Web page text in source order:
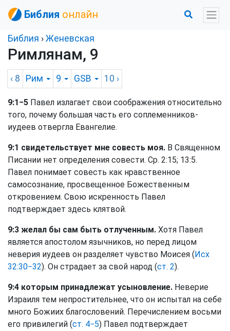
Библия онлайн
Библия › Женевская
Римлянам, 9
‹ 8 Рим 9 GSB 10 ›
9:1−5 Павел излагает свои соображения относительно
того, почему большая часть его соплеменников-
иудеев отвергла Евангелие.
9:1 свидетельствует мне совесть моя. В Священном
Писании нет определения совести. Ср. 2:15; 13:5.
Павел понимает совесть как нравственное
самосознание, просвещенное Божественным
откровением. Свою искренность Павел
подтверждает здесь клятвой.
9:3 желал бы сам быть отлученным. Хотя Павел
является апостолом язычников, но перед лицом
неверия иудеев он разделяет чувство Моисея (Исх
32:30−32). Он страдает за свой народ (ст. 2).
9:4 которым принадлежат усыновление. Неверие
Израиля тем непростительнее, что он испытал на себе
много Божиих благословений. Перечислением восьми
его привилегий (ст. 4−5) Павел подтверждает